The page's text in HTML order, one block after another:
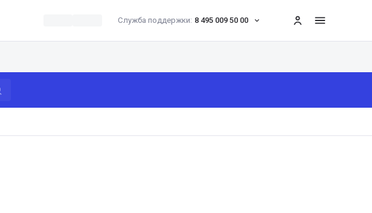
Служба поддержки: 8 495 009 50 00 меню